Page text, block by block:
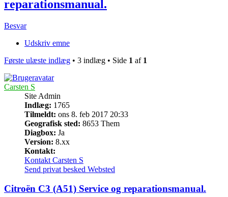
reparationsmanual.
Besvar
Udskriv emne
Første ulæste indlæg • 3 indlæg • Side 1 af 1
Carsten S
Site Admin
Indlæg: 1765
Tilmeldt: ons 8. feb 2017 20:33
Geografisk sted: 8653 Them
Diagbox: Ja
Version: 8.xx
Kontakt:
Kontakt Carsten S
Send privat besked Websted
Citroën C3 (A51) Service og reparationsmanual.